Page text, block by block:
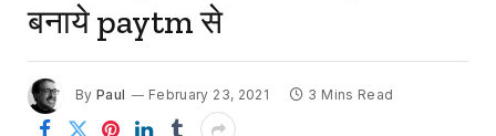
बनाये paytm से
By Paul February 23, 2021 3 Mins Read